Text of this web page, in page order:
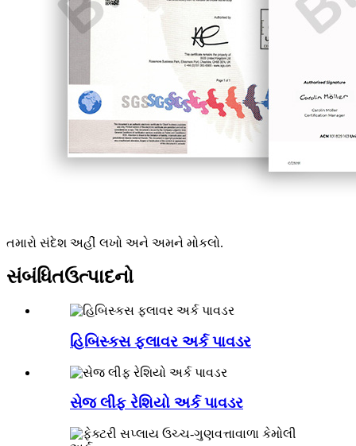
તમારો સંદેશ અહીં લખો અને અમને મોકલો.
સંબંધિતઉત્પાદનો
હિબિસ્કસ ફ્લાવર અર્ક પાવડર
સેજ લીફ રેશિયો અર્ક પાવડર